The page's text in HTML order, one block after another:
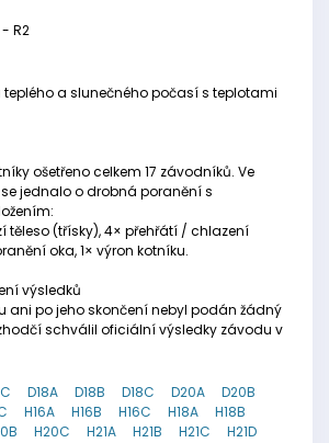
R2
teplého a slunečného počasí s teplotami
ošetřeno celkem 17 závodníků. Ve
jednalo o drobná poranění s
těleso (třísky), 4× přehřátí / chlazení
oka, 1× výron kotníku.
výsledků
ani po jeho skončení nebyl podán žádný
schválil oficiální výsledky závodu v
D18A D18B D18C D20A
D20B
H16A H16B H16C H18A
H18B
H20C H21A H21B H21C H21D